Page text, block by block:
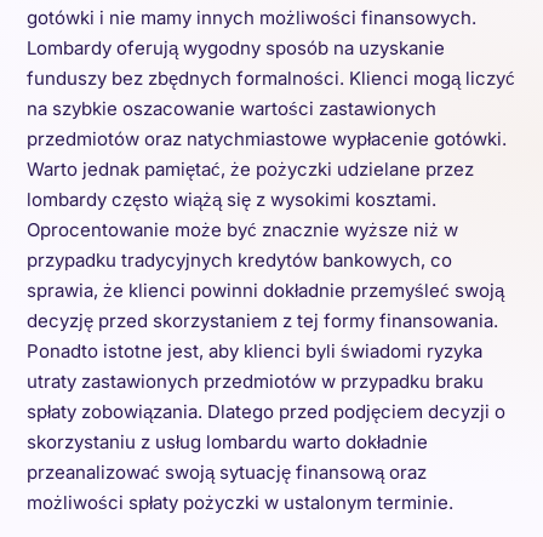
gotówki i nie mamy innych możliwości finansowych.
Lombardy oferują wygodny sposób na uzyskanie
funduszy bez zbędnych formalności. Klienci mogą liczyć
na szybkie oszacowanie wartości zastawionych
przedmiotów oraz natychmiastowe wypłacenie gotówki.
Warto jednak pamiętać, że pożyczki udzielane przez
lombardy często wiążą się z wysokimi kosztami.
Oprocentowanie może być znacznie wyższe niż w
przypadku tradycyjnych kredytów bankowych, co
sprawia, że klienci powinni dokładnie przemyśleć swoją
decyzję przed skorzystaniem z tej formy finansowania.
Ponadto istotne jest, aby klienci byli świadomi ryzyka
utraty zastawionych przedmiotów w przypadku braku
spłaty zobowiązania. Dlatego przed podjęciem decyzji o
skorzystaniu z usług lombardu warto dokładnie
przeanalizować swoją sytuację finansową oraz
możliwości spłaty pożyczki w ustalonym terminie.